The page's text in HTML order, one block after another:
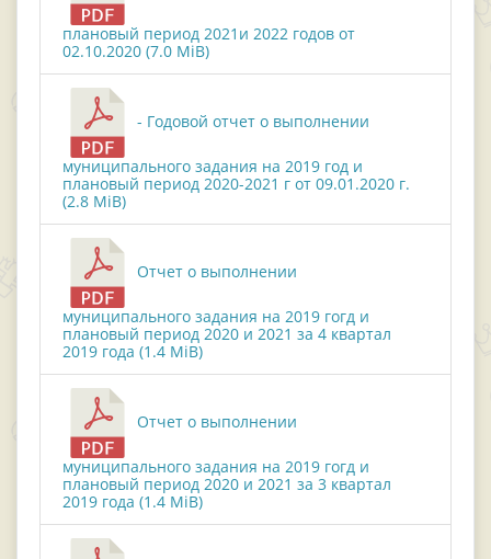
плановый период 2021и 2022 годов от
02.10.2020 (7.0 MiB)
- Годовой отчет о выполнении
муниципального задания на 2019 год и
плановый период 2020-2021 г от 09.01.2020 г.
(2.8 MiB)
Отчет о выполнении
муниципального задания на 2019 гогд и
плановый период 2020 и 2021 за 4 квартал
2019 года (1.4 MiB)
Отчет о выполнении
муниципального задания на 2019 гогд и
плановый период 2020 и 2021 за 3 квартал
2019 года (1.4 MiB)